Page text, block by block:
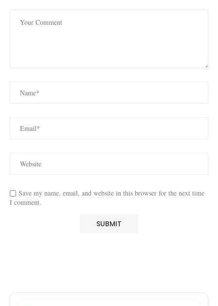
Save my name, email, and website in this browser for the next time
I comment.